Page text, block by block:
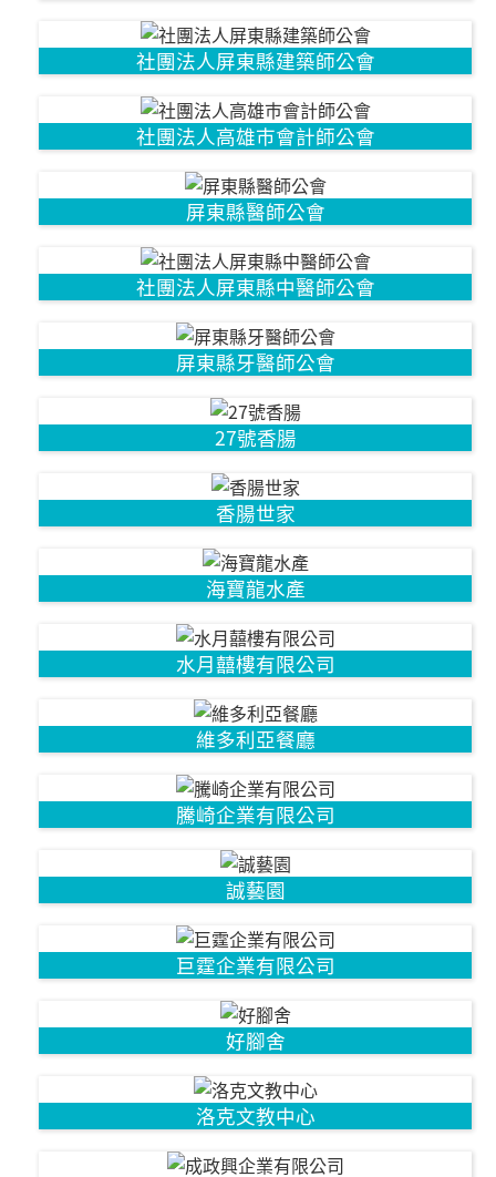
社團法人屏東縣建築師公會
社團法人高雄巿會計師公會
屏東縣醫師公會
社團法人屏東縣中醫師公會
屏東縣牙醫師公會
27號香腸
香腸世家
海寶龍水產
水月囍樓有限公司
維多利亞餐廳
騰崎企業有限公司
誠藝園
巨霆企業有限公司
好腳舍
洛克文教中心